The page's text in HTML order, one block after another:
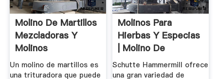
Molino De Martillos
Mezcladoras Y
Molinos
MAQUINOVA
Un molino de martillos es
una trituradora que puede
Molinos Para
Hierbas Y Especias
| Molino De
Martillos De ...
Schutte Hammermill ofrece
una gran variedad de